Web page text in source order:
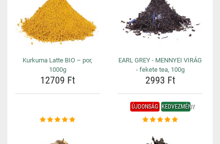
Kurkuma Latte BIO – por,
1000g
12709 Ft
EARL GREY - MENNYEI VIRÁG
- fekete tea, 100g
2993 Ft
ÚJDONSÁG KEDVEZMÉNY